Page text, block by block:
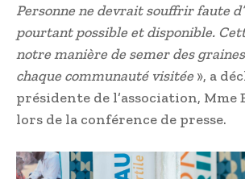
Personne ne devrait souffrir faute
pourtant possible et disponible.
notre manière de semer des graines
chaque communauté visitée», a
présidente de l’association, Mme
lors de la conférence de presse.